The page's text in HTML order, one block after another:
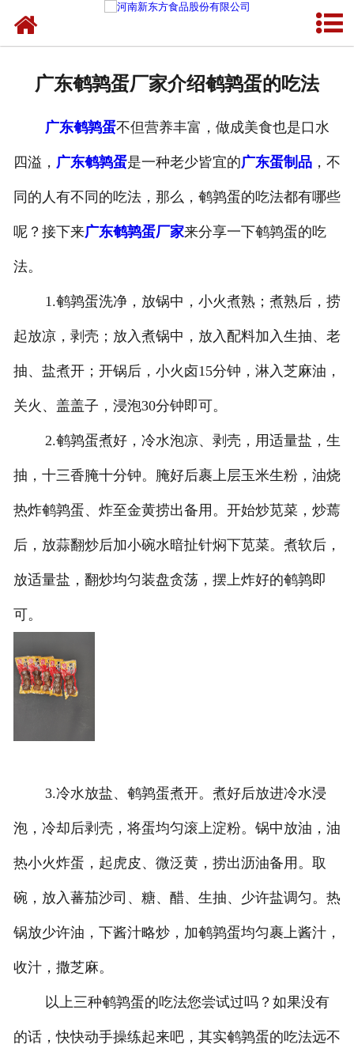
加入新东方
广东鹌鹑蛋厂家介绍鹌鹑蛋的吃法
广东鹌鹑蛋不但营养丰富，做成美食也是口水
四溢， 广东鹌鹑蛋是一种老少皆宜的广东蛋制品，不
同的人有不同的吃法，那么，鹌鹑蛋的吃法都有哪些
呢？接下来广东鹌鹑蛋厂家来分享一下鹌鹑蛋的吃
法。
1.鹌鹑蛋洗净，放锅中，小火煮熟；煮熟后，捞
起放凉，剥壳；放入煮锅中，放入配料加入生抽、老
抽、盐煮开；开锅后，小火卤15分钟，淋入芝麻油，
关火、盖盖子，浸泡30分钟即可。
2.鹌鹑蛋煮好，冷水泡凉、剥壳，用适量盐，生
抽，十三香腌十分钟。腌好后裹上层玉米生粉，油烧
热炸鹌鹑蛋、炸至金黄捞出备用。开始炒苋菜，炒蔫
后，放蒜翻炒后加小碗水暗扯针焖下苋菜。煮软后，
放适量盐，翻炒均匀装盘贪荡，摆上炸好的鹌鹑即
可。
3.冷水放盐、鹌鹑蛋煮开。煮好后放进冷水浸
泡，冷却后剥壳，将蛋均匀滚上淀粉。锅中放油，油
热小火炸蛋，起虎皮、微泛黄，捞出沥油备用。取
碗，放入蕃茄沙司、糖、醋、生抽、少许盐调匀。热
锅放少许油，下酱汁略炒，加鹌鹑蛋均匀裹上酱汁，
收汁，撒芝麻。
以上三种鹌鹑蛋的吃法您尝试过吗？如果没有
的话，快快动手操练起来吧，其实鹌鹑蛋的吃法远不